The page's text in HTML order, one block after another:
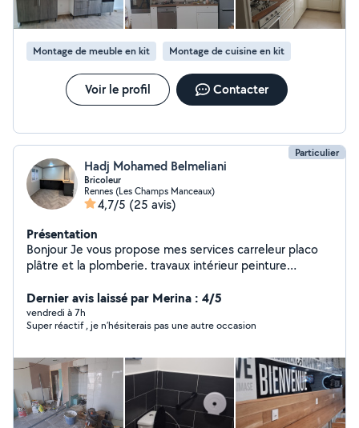
Montage de meuble en kit Montage de cuisine en kit
Voir le profil Contacter
Particulier
Hadj Mohamed Belmeliani
Bricoleur
Rennes (Les Champs Manceaux)
4,7/5 (25 avis)
Présentation
Bonjour Je vous propose mes services carreleur placo
plâtre et la plomberie. travaux intérieur peinture
pas à me contacte.
Dernier avis laissé par Merina : 4/5
vendredi à 7h
Super réactif , je n’hésiterais pas une autre occasion